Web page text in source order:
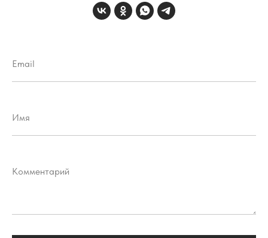
Email
Имя
Комментарий